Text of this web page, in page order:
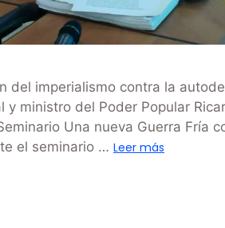
del imperialismo contra la
y ministro del Poder Popular
Una nueva Guerra Fría
el seminario … Leer más